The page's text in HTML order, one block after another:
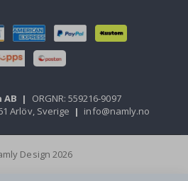
AB |
ORGNR: 559216-9097
Arlöv, Sverige | info@namly.no
Design 2026